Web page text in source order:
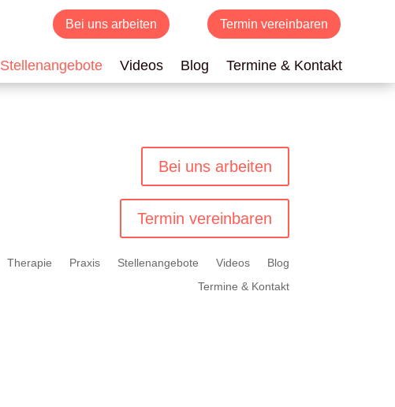
Bei uns arbeiten Termin vereinbaren
Stellenangebote Videos Blog Termine & Kontakt
Bei uns arbeiten
Termin vereinbaren
Therapie Praxis Stellenangebote Videos
Blog
Termine & Kontakt